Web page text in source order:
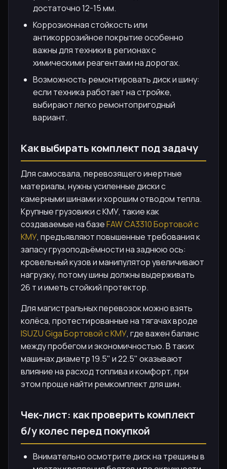
достаточно 12-15 мм.
Коррозионная стойкость или
антикоррозийное покрытие особенно
важны для техники в регионах с
химическими реагентами на дорогах.
Возможность ремонтировать диск и шину:
если техника работает на стройке,
выбирают легко ремонтопригодный
вариант.
Как выбирать комплект под задачу
Для самосвала, перевозящего инертные
материалы, нужны усиленные диски с
камерными шинами и хорошим отводом тепла.
Крупные грузовики с КМУ, такие как
создаваемые на базеFAW CA3310 Бортовой с
КМУ, предъявляют повышенные требования к
запасу грузоподъёмности на заднюю ось:
кровельный кузов и манипулятор увеличивают
нагрузку, потому шины должны выдерживать
26 т и иметь стойкий протектор.
Для магистральных перевозок можно взять
колёса, протестированные на тягачах вроде
ISUZU Giga Бортовой с КМУ, где важен баланс
между пробегом и экономичностью. В таких
машинах диаметр 19.5" и 22.5" оказывают
влияние на расход топлива и комфорт, при
этом проще найти ремкомплект для шин.
Чек-лист: как проверить комплект
б/у колес перед покупкой
Внимательно осмотрите диск на трещины в